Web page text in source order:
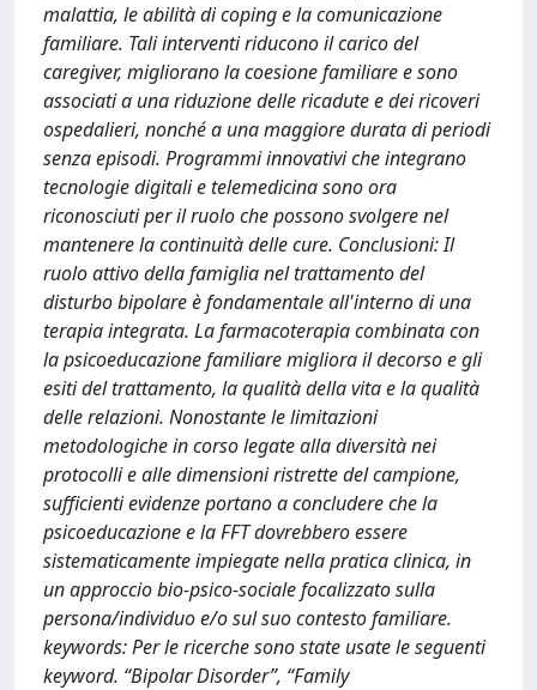
malattia, le abilità di coping e la comunicazione
familiare. Tali interventi riducono il carico del
caregiver, migliorano la coesione familiare e sono
associati a una riduzione delle ricadute e dei ricoveri
ospedalieri, nonché a una maggiore durata di periodi
senza episodi. Programmi innovativi che integrano
tecnologie digitali e telemedicina sono ora
riconosciuti per il ruolo che possono svolgere nel
mantenere la continuità delle cure. Conclusioni: Il
ruolo attivo della famiglia nel trattamento del
disturbo bipolare è fondamentale all'interno di una
terapia integrata. La farmacoterapia combinata con
la psicoeducazione familiare migliora il decorso e gli
esiti del trattamento, la qualità della vita e la qualità
delle relazioni. Nonostante le limitazioni
metodologiche in corso legate alla diversità nei
protocolli e alle dimensioni ristrette del campione,
sufficienti evidenze portano a concludere che la
psicoeducazione e la FFT dovrebbero essere
sistematicamente impiegate nella pratica clinica, in
un approccio bio-psico-sociale focalizzato sulla
persona/individuo e/o sul suo contesto familiare.
keywords: Per le ricerche sono state usate le seguenti
keyword. “Bipolar Disorder”, “Family